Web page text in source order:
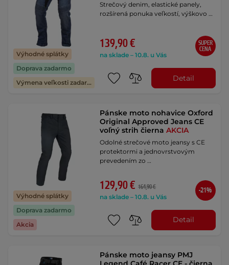
Výhodné splátky
Doprava zadarmo
Výmena veľkosti zadarmo
Strečový denim, elastické panely,
rozšírená ponuka veľkostí, výškovo …
139,90 €
na sklade – 10.8. u Vás
SUPER
CENA
Detail
Výhodné splátky
Doprava zadarmo
Akcia
Pánske moto nohavice Oxford
Original Approved Jeans CE
voľný strih čiernaAKCIA
Odolné strečové moto jeansy s CE
protektormi a jednovrstvovým
prevedením zo …
129,90 € 164,90 €
na sklade – 10.8. u Vás
-21%
Detail
Pánske moto jeansy PMJ